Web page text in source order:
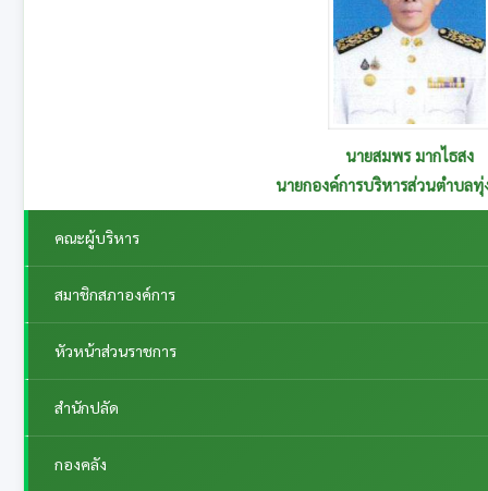
นายสุนทร อาษานอก
รองนายกองค์การบริหารส่วนตำบลทุ่งกระเต็น รับผิดชอบกอ
คณะผู้บริหาร
สมาชิกสภาองค์การ
หัวหน้าส่วนราชการ
สำนักปลัด
กองคลัง